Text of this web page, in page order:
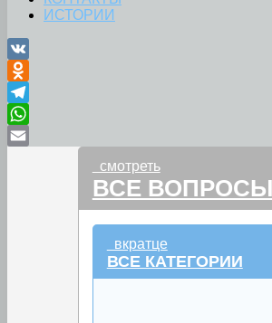
ИСТОРИИ
VK
Odnoklassniki
Telegram
WhatsApp
смотреть
ВСЕ ВОПРОСЫ
вкратце
ВСЕ КАТЕГОРИИ